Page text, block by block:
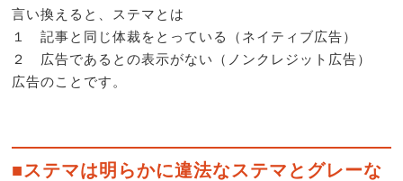
言い換えると、ステマとは
１ 記事と同じ体裁をとっている（ネイティブ広告）
２ 広告であるとの表示がない（ノンクレジット広告）
広告のことです。
■ステマは明らかに違法なステマとグレーな